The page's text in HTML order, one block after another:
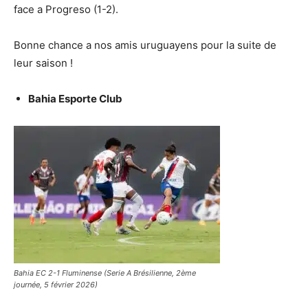
face a Progreso (1-2).
Bonne chance a nos amis uruguayens pour la suite de
leur saison !
Bahia Esporte Club
Bahia EC 2-1 Fluminense (Serie A Brésilienne, 2ème
journée, 5 février 2026)